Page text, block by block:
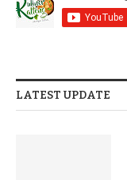
LATEST UPDATE